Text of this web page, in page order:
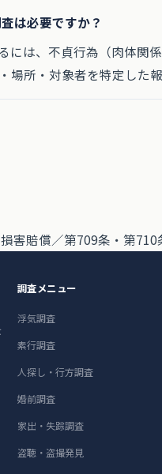
は必要ですか？
には、不貞行為（肉体関
場所・対象者を特定した
害賠償／第709条・第710
調査メニュー
浮気調査
素行調査
人探し・行方調査
婚前調査
家出・失踪調査
盗聴・盗撮発見